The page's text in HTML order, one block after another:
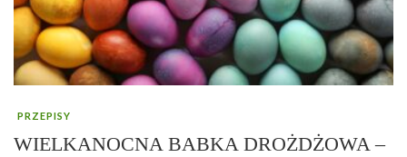
PRZEPISY
WIELKANOCNA BABKA DROŻDŻOWA –